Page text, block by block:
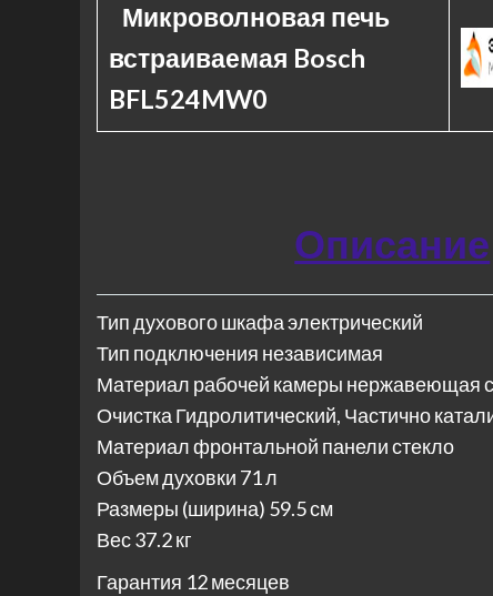
Микроволновая печь
встраиваемая Bosch
BFL524MW0
Описание
Тип духового шкафа электрический
Тип подключения независимая
Материал рабочей камеры нержавеющая
Очистка Гидролитический, Частично
Материал фронтальной панели стекло
Объем духовки 71 л
Размеры (ширина) 59.5 см
Вес 37.2 кг
Гарантия 12 месяцев